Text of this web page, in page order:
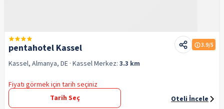
pentahotel Kassel 3.9/5
Kassel, Almanya, DE · KasselMerkez: 3.3 km
Fiyatı görmek için tarih seçiniz
Tarih Seç
Oteli İncele